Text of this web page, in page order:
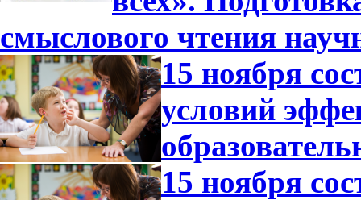
смыслового чтения
15 ноября
условий
15 ноября